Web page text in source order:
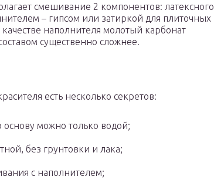
смешивание 2 компонентов: латексного
– гипсом или затиркой для плиточных
наполнителя молотый карбонат
существенно сложнее.
есть несколько секретов:
основу можно только водой;
без грунтовки и лака;
с наполнителем;